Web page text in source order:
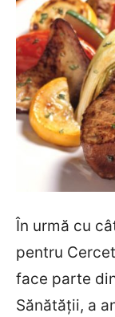
În urmă cu
pentru
face parte
Sănătății, a